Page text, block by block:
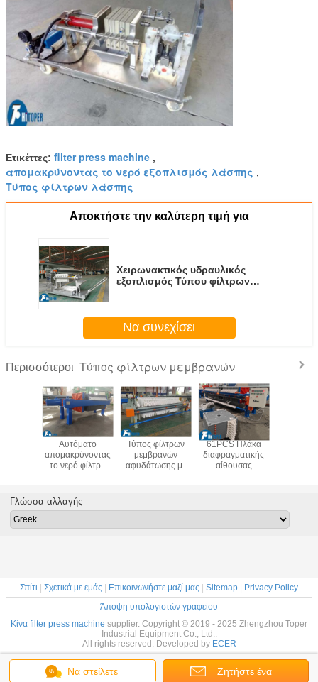
Ετικέττες: filter press machine ,
απομακρύνοντας το νερό εξοπλισμός λάσπης ,
Τύπος φίλτρων λάσπης
Αποκτήστε την καλύτερη τιμή για
Χειρωνακτικός υδραυλικός
εξοπλισμός Τύπου φίλτρων
χωρισμό
Να συνεχίσει
Περισσότεροι Τύπος φίλτρων μεμβρανών
Olien
δύναμης
Αυτόματο
απομακρύνοντας
το νερό φίλτρο
Τύπου φίλτρων
μεμβρανών για τη
βιομηχανιών
Τύπος φίλτρων
μεμβρανών
αφυδάτωσης με
61PCS Πλάκα
διαφραγματικής
αίθουσας
κασσάβης
Να στείλετε Ζητήστε ένα
Γλώσσα αλλαγής
Σπίτι | Σχετικά με εμάς | Επικοινωνήστε μαζί μας | Sitemap | Privacy Policy
Άποψη υπολογιστών γραφείου
Κίνα filter press machine supplier. Copyright © 2019 - 2025 Zhengzhou Toper
Industrial Equipment Co., Ltd..
All rights reserved. Developed by ECER